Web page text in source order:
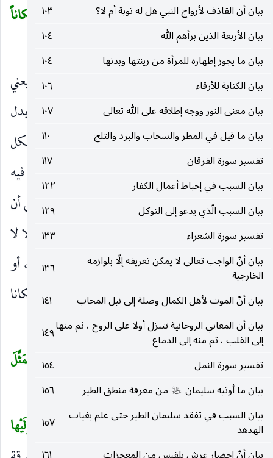
بيان أن القاذف لأزواج النبي هل له توبة أم لا؟
١٠٣
بيان الأربعة الذين برأهم الله
١٠٤
بيان ما يجوز إظهاره للمرأة من زينتها وبدنها
١٠٤
بيان الكتابة للأرقاء
١٠٦
بيان معنى النور ووجه إطلاقه على الله تعالى
١٠٧
بيان ما قيل في المطر والسحاب والبرد والثلج
١١٠
تفسير سورة الفرقان
١١٧
بيان السبب في إحباط أعمال الكفار
١٢٢
بيان السبب الّذي يدعو إلى التوكل
١٢٩
تفسير سورة الشعراء
١٣٣
بيان أنّ الواجب تعالى لا يمكن تعريفه إلّا بلوازمه
الخارجية
١٣٦
بيان أنّ الموت لأهل الكمال وصلة إلى نيل المحاب
١٤١
بيان أن المعاني الروحانية تتنزل أولا على الروح ، ثم منها
إلى القلب ، ثم منه إلى الدماغ
١٤٩
تفسير سورة النمل
١٥٤
بيان ما أوتيه سليمان عليه‌السلام من معرفة منطق الطير
١٥٦
بيان السبب في تفقد سليمان الطير حتى علم بغياب
الهدهد
١٥٧
(وَاذْكُرْ فِي الْكِتابِ مَرْيَمَ إِذِ انْتَبَذَتْ مِنْ أَهْلِها مَكاناً
شَرْقِيًّا)(١٦)
(وَاذْكُرْ فِي الْكِتابِ مَرْيَمَ)
يعني
قصتها.(إِذِ انْتَبَذَتْ)اعتزلت ، بدل من مَرْيَمَ بدل
الاشتمال لأن الأحيان مشتملة على ما فيها ، أو بدل الكل
لأن المراد ب( مَرْيَمَ
قصتها وبالظرف الأمر الواقع فيه
وهما واحد ، أو ظرف لمضاف مقدر وقيل
بمعنى أن
المصدرية كقولك : أكرمتك إذ لم تكرمني فتكون بدلا لا
محالة.(مِنْ أَهْلِها مَكاناً شَرْقِيًّا)شرقي بيت المقدس ، أو
شرقي دارها ، ولذلك اتخذ النصارى المشرق قبلة ومكانا
ظرف أو مفعول لأن(انْتَبَذَتْ )متضمن معنى أتت.
فَاتَّخَذَتْ مِنْ دُونِهِمْ حِجاباً فَأَرْسَلْنا إِلَيْها رُوحَنا فَتَمَثَّلَ
لَها بَشَراً سَوِيًّا)(١٧)
(فَاتَّخَذَتْ مِنْ دُونِهِمْ حِجاباً)سترا.(
فَأَرْسَلْنا إِلَيْها